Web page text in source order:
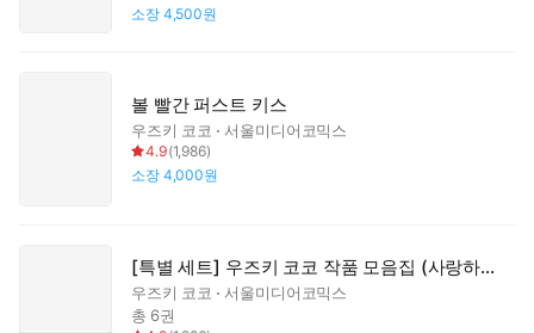
소장 4,500원
볼 빨간 퍼스트 키스
우즈키 코코 서울미디어코믹스
4.9(1,986)
소장 4,000원
[특별 세트] 우즈키 코코 작품 모음집 (사랑하라, 거짓된 천사들이여 1~5권 + 볼 빨간 퍼스트 키스)
우즈키 코코
서울미디어코믹스
총 6권